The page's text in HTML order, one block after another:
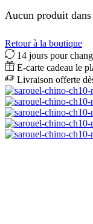
Aucun produit
Retour à la boutique
14 jours pour
E-carte cadeau le
Livraison offerte